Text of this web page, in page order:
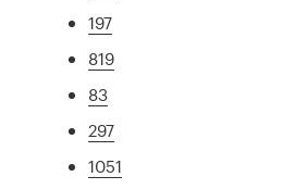
197
819
83
297
1051